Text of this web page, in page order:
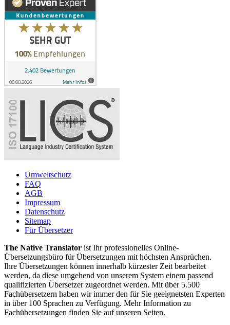
Umweltschutz
FAQ
AGB
Impressum
Datenschutz
Sitemap
Für Übersetzer
The Native Translator ist Ihr professionelles Online-
Übersetzungsbüro für Übersetzungen mit höchsten Ansprüchen.
Ihre Übersetzungen können innerhalb kürzester Zeit bearbeitet
werden, da diese umgehend von unserem System einem passend
qualifizierten Übersetzer zugeordnet werden. Mit über 5.500
Fachübersetzern haben wir immer den für Sie geeignetsten Experten
in über 100 Sprachen zu Verfügung. Mehr Information zu
Fachübersetzungen finden Sie auf unseren Seiten.